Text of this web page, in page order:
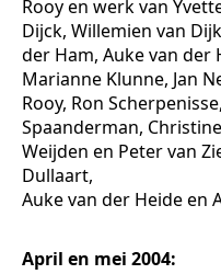
Rooy en werk van
Dijck, Willemien van
der Ham, Auke van der
Marianne Klunne, Jan
Rooy, Ron
Spaanderman,
Weijden en Peter van
Dullaart,
Auke van der Heide en
April en mei 2004: